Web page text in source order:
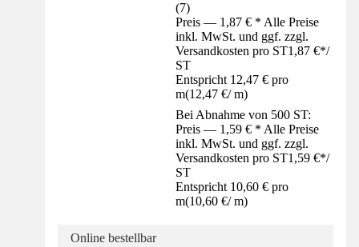
(7)
Preis — 1,87 € * Alle Preise
inkl. MwSt. und ggf. zzgl.
Versandkosten pro ST1,87 €*/
ST
Entspricht 12,47 € pro
m(12,47 €/ m)
Bei Abnahme von 500 ST:
Preis — 1,59 € * Alle Preise
inkl. MwSt. und ggf. zzgl.
Versandkosten pro ST1,59 €*/
ST
Entspricht 10,60 € pro
m(10,60 €/ m)
Online bestellbar